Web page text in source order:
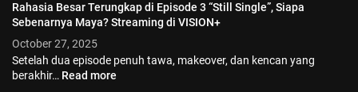
Rahasia Besar Terungkap di Episode 3 “Still Single”, Siapa
Sebenarnya Maya? Streaming di VISION+
October 27, 2025
Setelah dua episode penuh tawa, makeover, dan kencan yang
berakhir… Read more